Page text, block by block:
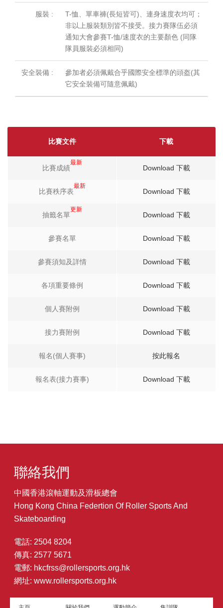
服裝 :
T-恤、單車褲(長短皆可)、連身速度衣均可；
非以上服裝類別皆不接受。接力賽隊伍必須
通知大會參賽T-恤/速度衣的主要顏色 (同隊
隊員服裝必須相同)
安全裝備 :
參加者必須佩戴合乎國際安全標準的頭盔(其
它安全裝備可隨意佩戴)
比賽文件 下載
比賽成績
最新
Download 下載
比賽秩序表
最新
Download 下載
抽籤名單
更新
Download 下載
參賽名單 Download 下載
參賽須知及詳情 Download 下載
各項重要條例 Download 下載
個人賽附例 Download 下載
接力賽附例 Download 下載
報名(個人賽事) 按此報名
報名表(接力賽事) Download 下載
聯絡我們
中國香港滾軸運動及滑板總會
Hong Kong China Federtion Of Roller Sports And
Skateboarding
電話: 2504 8204
傳真: 2577 5671
電郵: hkcfrss@rollersports.org.hk
網址:www.rollersports.org.hk